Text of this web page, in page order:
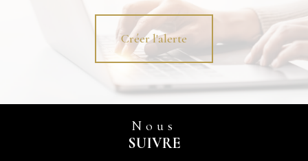
Créer l'alerte
Nous
SUIVRE